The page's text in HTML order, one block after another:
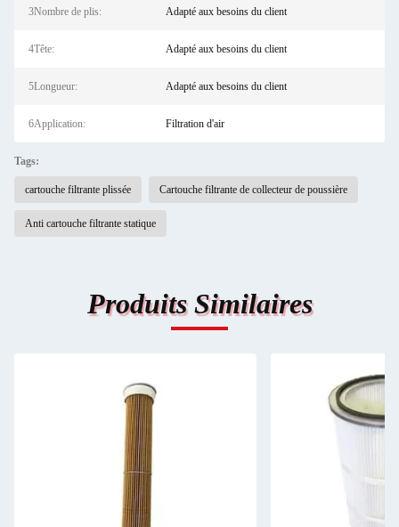
3Nombre de plis: Adapté aux besoins du client
4Tête: Adapté aux besoins du client
5Longueur: Adapté aux besoins du client
6Application: Filtration d'air
Tags:
cartouche filtrante plissée Cartouche filtrante de collecteur de poussière
Anti cartouche filtrante statique
Produits Similaires